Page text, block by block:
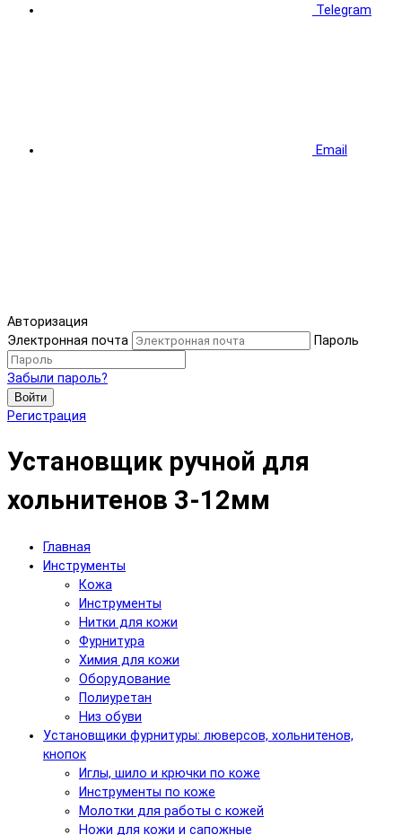
Telegram
Email
Авторизация
Электронная почта
Пароль
Забыли пароль?
Войти
Регистрация
Установщик ручной для
хольнитенов 3-12мм
Главная
Инструменты
Кожа
Инструменты
Нитки для кожи
Фурнитура
Химия для кожи
Оборудование
Полиуретан
Низ обуви
Установщики фурнитуры: люверсов, хольнитенов,
кнопок
Иглы, шило и крючки по коже
Инструменты по коже
Молотки для работы с кожей
Ножи для кожи и сапожные